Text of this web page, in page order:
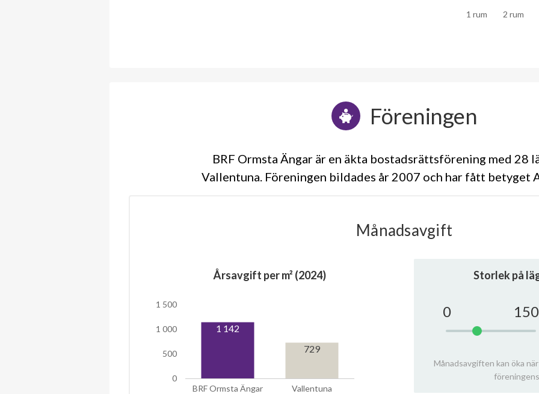
1 rum 2 rum
Föreningen
BRF Ormsta Ängar är en äkta bostadsrättsförening med 28
Vallentuna. Föreningen bildades år 2007 och har fått betyget
Månadsavgift
Årsavgift per m² (2024)
BRF Ormsta Ängar Vallentuna
0
500
1 000
1 500
1 142
729
Storlek på
0 150
Månadsavgiften kan öka